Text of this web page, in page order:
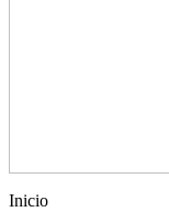
Inicio